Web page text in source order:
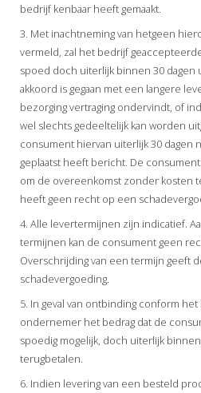
bedrijf kenbaar heeft gemaakt.
3. Met inachtneming van hetgeen
vermeld, zal het bedrijf
spoed doch uiterlijk binnen 30
akkoord is gegaan met een langere
bezorging vertraging ondervindt, of
wel slechts gedeeltelijk kan worden
consument hiervan uiterlijk 30 dagen
geplaatst heeft bericht. De
om de overeenkomst zonder kosten
heeft geen recht op een
4. Alle levertermijnen zijn indicatief.
termijnen kan de consument geen
Overschrijding van een termijn geeft
schadevergoeding.
5. In geval van ontbinding conform het
ondernemer het bedrag dat de
spoedig mogelijk, doch uiterlijk
terugbetalen.
6. Indien levering van een besteld